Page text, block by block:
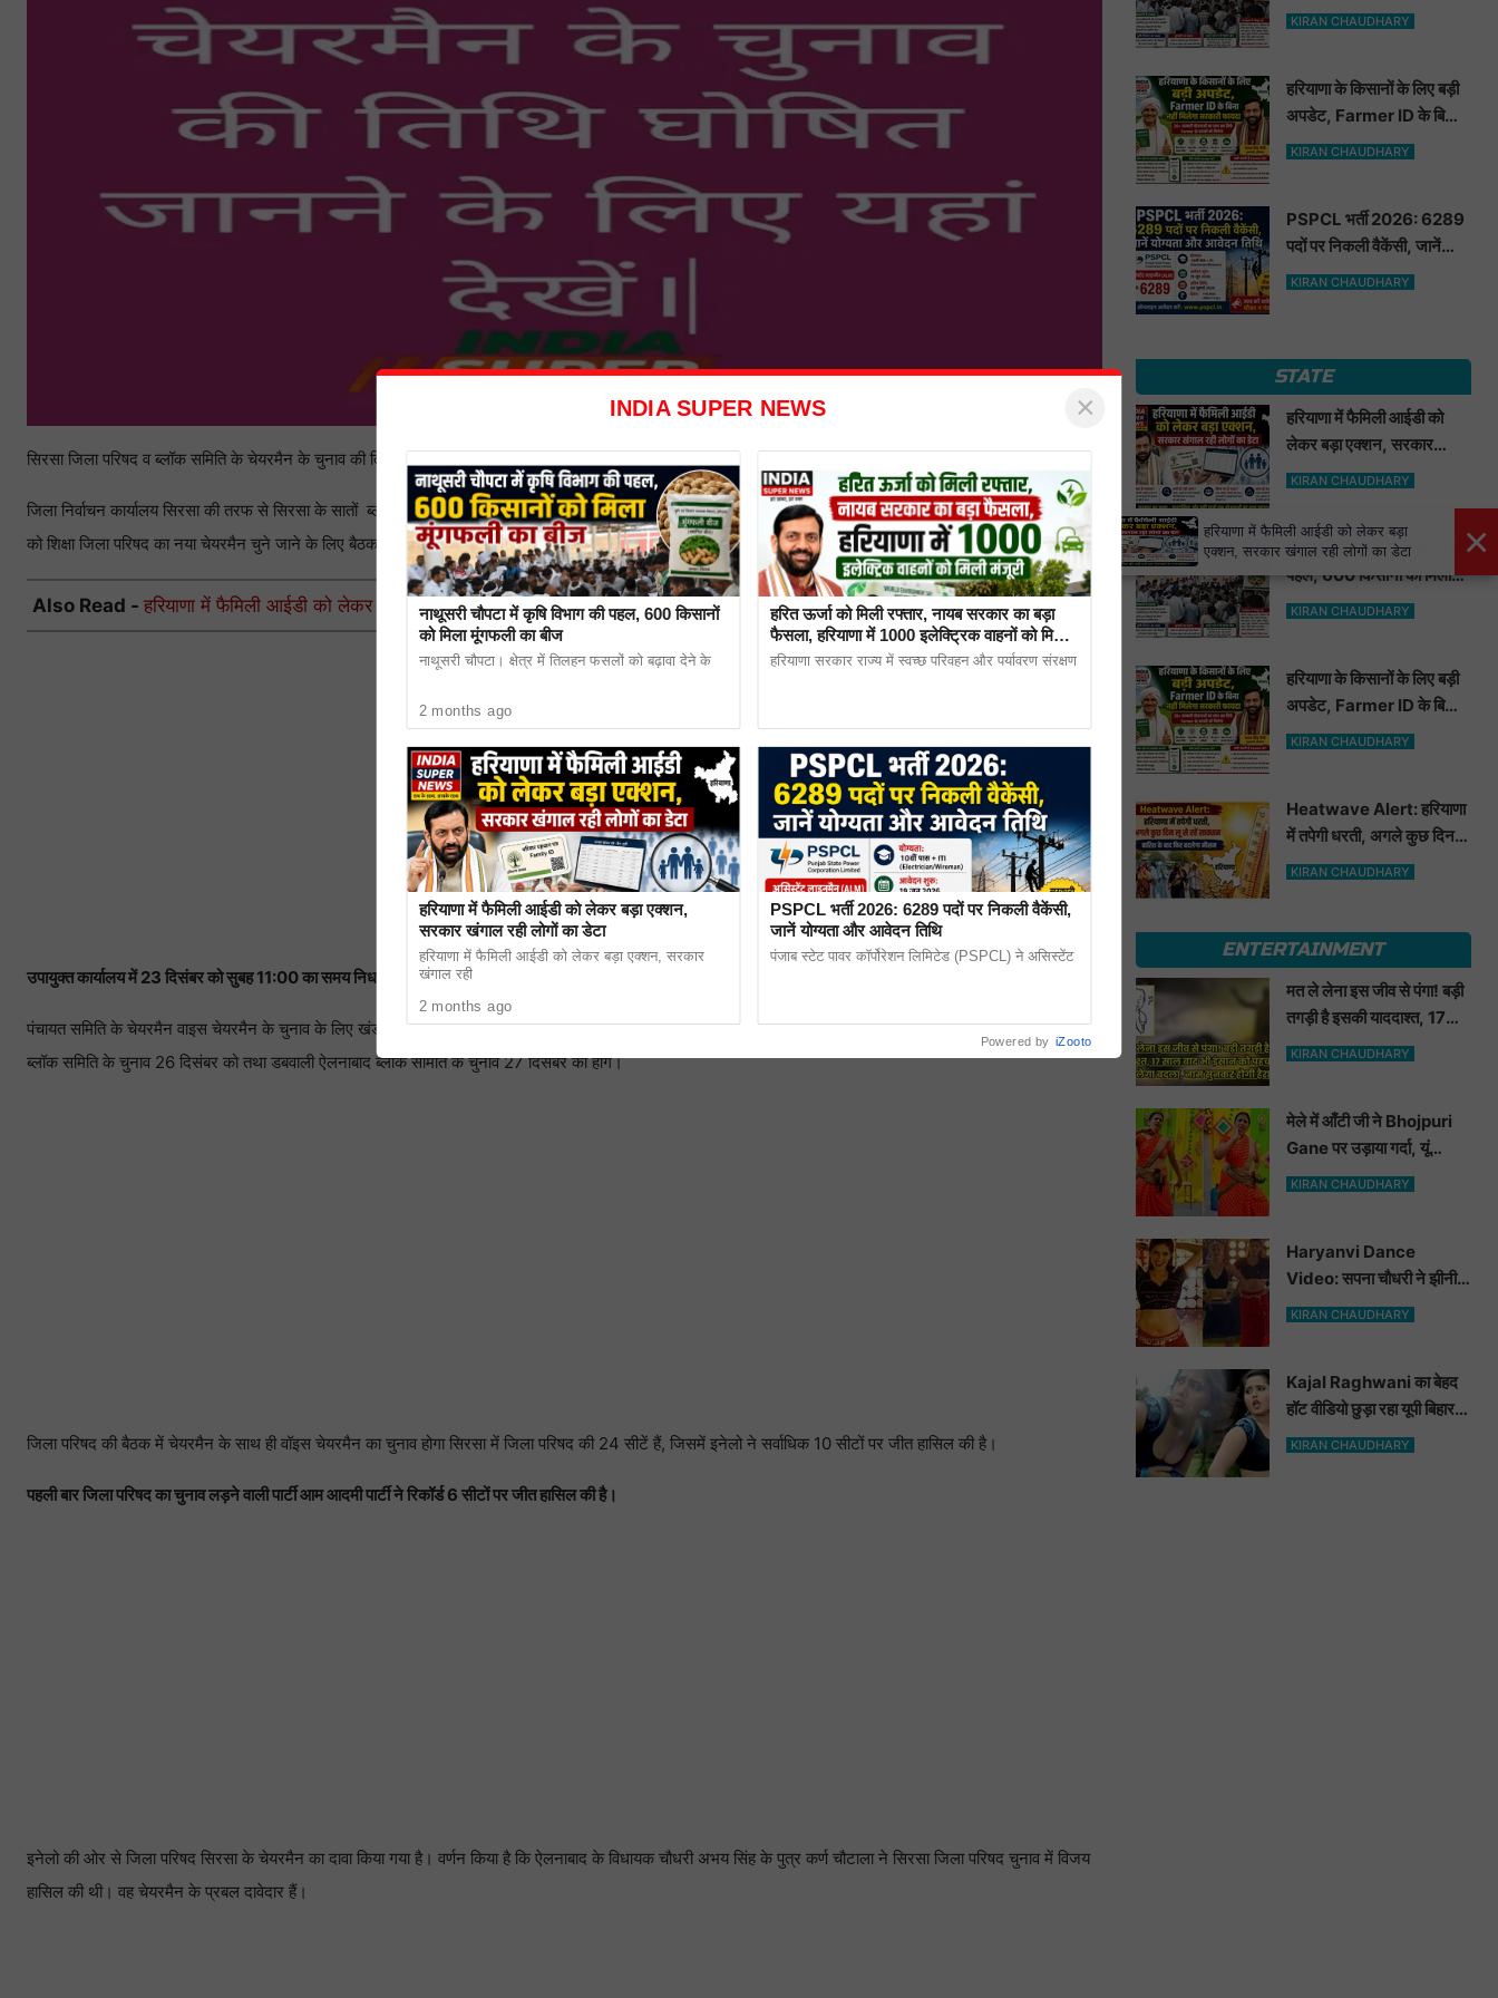
सिरसा जिला परिषद व ब्लॉक समिति के चेयरमैन के चुनाव की तिथि घोषित इस तारीख को मिलेगा सिरसा को नया चेयरमैन।
जिला निर्वाचन कार्यालय सिरसा की तरफ से सिरसा के सातों ब्लॉकों तथा जिला परिषद के चेयरमैन तथा वाइस चेयरमैन के लिए चुनावी तिथि घोषित कर दी गई है, जिसके तहत 23 दिसंबर 2022
को शिक्षा जिला परिषद का नया चेयरमैन चुने जाने के लिए बैठक बुलाई गई है।
Also Read - हरियाणा में फैमिली आईडी को लेकर बड़ा एक्शन, सरकार खंगाल रही लोगों का डेटा
उपायुक्त कार्यालय में 23 दिसंबर को सुबह 11:00 का समय निर्धारित किया गया है।
पंचायत समिति के चेयरमैन वाइस चेयरमैन के चुनाव के लिए खंड के अनुसार दिन तय किए गए हैं, जिसके तहत बड़ा गुंडा वह चौपटा ब्लॉक समिति के चुनाव 23 दिसंबर को,ओढां रानियां व सिरसा
ब्लॉक समिति के चुनाव 26 दिसंबर को तथा डबवाली ऐलनाबाद ब्लॉक समिति के चुनाव 27 दिसंबर को होंगे।
जिला परिषद की बैठक में चेयरमैन के साथ ही वॉइस चेयरमैन का चुनाव होगा सिरसा में जिला परिषद की 24 सीटें हैं, जिसमें इनेलो ने सर्वाधिक 10 सीटों पर जीत हासिल की है।
पहली बार जिला परिषद का चुनाव लड़ने वाली पार्टी आम आदमी पार्टी ने रिकॉर्ड 6 सीटों पर जीत हासिल की है।
इनेलो की ओर से जिला परिषद सिरसा के चेयरमैन का दावा किया गया है। वर्णन किया है कि ऐलनाबाद के विधायक चौधरी अभय सिंह के पुत्र कर्ण चौटाला ने सिरसा जिला परिषद चुनाव में विजय
हासिल की थी। वह चेयरमैन के प्रबल दावेदार हैं।
मूंगफली का बीज
KIRAN CHAUDHARY
हरियाणा के किसानों के लिए बड़ी
अपडेट, Farmer ID के बिना
नहीं मिलेगा सरकारी फायदा
KIRAN CHAUDHARY
PSPCL भर्ती 2026: 6289
पदों पर निकली वैकेंसी, जानें
योग्यता और आवेदन तिथि
KIRAN CHAUDHARY
STATE
हरियाणा में फैमिली आईडी को
लेकर बड़ा एक्शन, सरकार
खंगाल रही लोगों का डेटा
KIRAN CHAUDHARY
नाथूसरी चौपटा में कृषि विभाग की
पहल, 600 किसानों को मिला
मूंगफली का बीज
KIRAN CHAUDHARY
हरियाणा के किसानों के लिए बड़ी
अपडेट, Farmer ID के बिना
नहीं मिलेगा सरकारी फायदा
KIRAN CHAUDHARY
Heatwave Alert: हरियाणा
में तपेगी धरती, अगले कुछ दिन लू
से रहें सावधान. बारिश के बाद
KIRAN CHAUDHARY
ENTERTAINMENT
मत ले लेना इस जीव से पंगा! बड़ी
तगड़ी है इसकी याददाश्त, 17
साल बाद भी इंसान को पहचानकर
KIRAN CHAUDHARY
मेले में आँटी जी ने Bhojpuri
Gane पर उड़ाया गर्दा, यूं
मटकाई कमर देख भोजपुरी
KIRAN CHAUDHARY
Haryanvi Dance
Video: सपना चौधरी ने झीनी
कुर्ती में जोबन हिलाकर कुँवारों को
KIRAN CHAUDHARY
Kajal Raghwani का बेहद
हॉट वीडियो छुड़ा रहा यूपी बिहार
वालों के पसीने, वीडियो देख आप
KIRAN CHAUDHARY
×
हरियाणा में फैमिली आईडी को लेकर बड़ा
एक्शन, सरकार खंगाल रही लोगों का डेटा
INDIA SUPER NEWS ×
नाथूसरी चौपटा में कृषि विभाग की पहल, 600 किसानों
को मिला मूंगफली का बीज
नाथूसरी चौपटा। क्षेत्र में तिलहन फसलों को बढ़ावा देने के
2 months ago
हरियाणा में फैमिली आईडी को लेकर बड़ा एक्शन,
सरकार खंगाल रही लोगों का डेटा
हरियाणा में फैमिली आईडी को लेकर बड़ा एक्शन, सरकार
खंगाल रही
2 months ago
हरित ऊर्जा को मिली रफ्तार, नायब सरकार का बड़ा
फैसला, हरियाणा में 1000 इलेक्ट्रिक वाहनों को मिली
मंजूरी
हरियाणा सरकार राज्य में स्वच्छ परिवहन और पर्यावरण संरक्षण
PSPCL भर्ती 2026: 6289 पदों पर निकली वैकेंसी,
जानें योग्यता और आवेदन तिथि
पंजाब स्टेट पावर कॉर्पोरेशन लिमिटेड (PSPCL) ने असिस्टेंट
Powered by iZooto